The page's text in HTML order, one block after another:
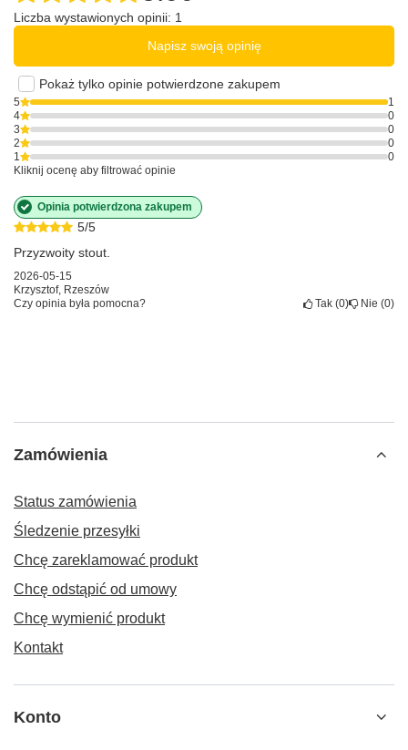
Liczba wystawionych opinii: 1
Napisz swoją opinię
Pokaż tylko opinie potwierdzone zakupem
5
1
4
0
3
0
2
0
1
0
Kliknij ocenę aby filtrować opinie
5/5
Opinia potwierdzona zakupem
Przyzwoity stout.
2026-05-15
Krzysztof, Rzeszów
Czy opinia była pomocna?
Tak 0 Nie 0
Zamówienia
Status zamówienia
Śledzenie przesyłki
Chcę zareklamować produkt
Chcę odstąpić od umowy
Chcę wymienić produkt
Kontakt
Konto